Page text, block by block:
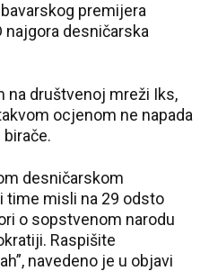
premijera
najgora desničarska
na društvenoj mreži Iks,
ocjenom ne napada
desničarskom
time misli na 29 odsto
o sopstvenom narodu
Raspišite
navedeno je u objavi